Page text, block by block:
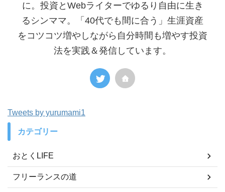
に。投資とWebライターでゆるり自由に生き
るシンママ。「40代でも間に合う」生涯資産
をコツコツ増やしながら自分時間も増やす投資
法を実践＆発信しています。
Tweets by yurumami1
カテゴリー
おとくLIFE
フリーランスの道